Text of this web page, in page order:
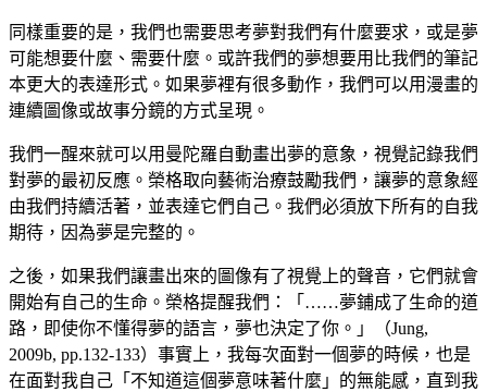
同樣重要的是，我們也需要思考夢對我們有什麼要求，或是夢
可能想要什麼、需要什麼。或許我們的夢想要用比我們的筆記
本更大的表達形式。如果夢裡有很多動作，我們可以用漫畫的
連續圖像或故事分鏡的方式呈現。
我們一醒來就可以用曼陀羅自動畫出夢的意象，視覺記錄我們
對夢的最初反應。榮格取向藝術治療鼓勵我們，讓夢的意象經
由我們持續活著，並表達它們自己。我們必須放下所有的自我
期待，因為夢是完整的。
之後，如果我們讓畫出來的圖像有了視覺上的聲音，它們就會
開始有自己的生命。榮格提醒我們：「……夢鋪成了生命的道
路，即使你不懂得夢的語言，夢也決定了你。」（Jung,
2009b, pp.132-133）事實上，我每次面對一個夢的時候，也是
在面對我自己「不知道這個夢意味著什麼」的無能感，直到我